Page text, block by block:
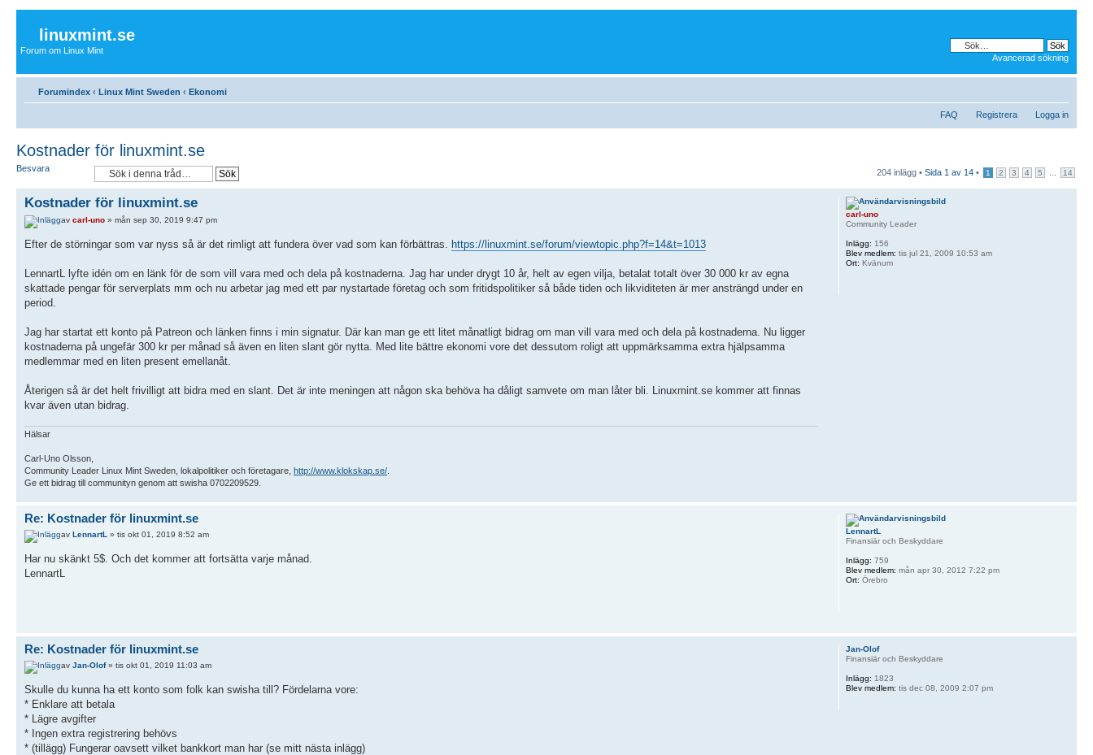
linuxmint.se
Forum om Linux Mint
Avancerad sökning
Forumindex ‹ Linux Mint Sweden ‹ Ekonomi
FAQ Registrera Logga in
Kostnader för linuxmint.se
Besvara 204 inlägg • Sida 1 av 14 • 1 2 3 4 5 14
Kostnader för linuxmint.se
av carl-uno » mån sep 30, 2019 9:47 pm
Efter de störningar som var nyss så är det rimligt att fundera över vad som kan förbättras. https://linuxmint.se/forum/viewtopic.php?f=14&t=1013
LennartL lyfte idén om en länk för de som vill vara med och dela på kostnaderna. Jag har under drygt 10 år, helt av egen vilja, betalat totalt över 30 000 kr av egna
skattade pengar för serverplats mm och nu arbetar jag med ett par nystartade företag och som fritidspolitiker så både tiden och likviditeten är mer ansträngd under en
period.
Jag har startat ett konto på Patreon och länken finns i min signatur. Där kan man ge ett litet månatligt bidrag om man vill vara med och dela på kostnaderna. Nu ligger
kostnaderna på ungefär 300 kr per månad så även en liten slant gör nytta. Med lite bättre ekonomi vore det dessutom roligt att uppmärksamma extra hjälpsamma
medlemmar med en liten present emellanåt.
Återigen så är det helt frivilligt att bidra med en slant. Det är inte meningen att någon ska behöva ha dåligt samvete om man låter bli. Linuxmint.se kommer att finnas
kvar även utan bidrag.
Hälsar
Carl-Uno Olsson,
Community Leader Linux Mint Sweden, lokalpolitiker och företagare, http://www.klokskap.se/
Ge ett bidrag till communityn genom att swisha 0702209529.
carl-uno
Community Leader
Inlägg: 156
Blev medlem: tis jul 21, 2009 10:53 am
Ort: Kvänum
Re: Kostnader för linuxmint.se
av LennartL » tis okt 01, 2019 8:52 am
Har nu skänkt 5$. Och det kommer att fortsätta varje månad.
LennartL
LennartL
Finansiär och Beskyddare
Inlägg: 759
Blev medlem: mån apr 30, 2012 7:22 pm
Ort: Örebro
Re: Kostnader för linuxmint.se
av Jan-Olof» tis okt 01, 2019 11:03 am
Skulle du kunna ha ett konto som folk kan swisha till? Fördelarna vore:
* Enklare att betala
* Lägre avgifter
* Ingen extra registrering behövs
* (tillägg) Fungerar oavsett vilket bankkort man har (se mitt nästa inlägg)
Jan-Olof
Finansiär och Beskyddare
Inlägg: 1823
Blev medlem: tis dec 08, 2009 2:07 pm